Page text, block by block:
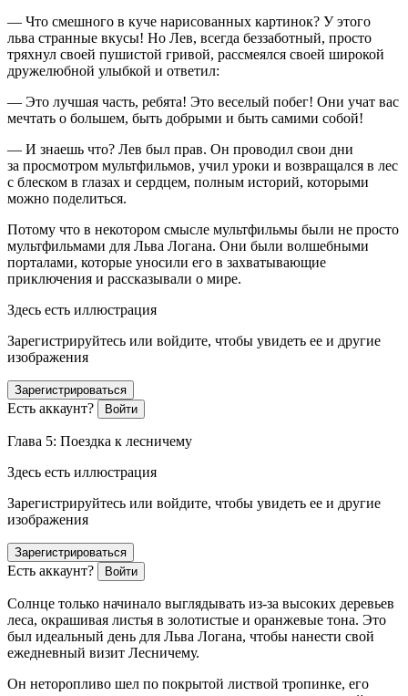
— Что смешного в куче нарисованных картинок? У этого
льва странные вкусы! Но Лев, всегда беззаботный, просто
тряхнул своей пушистой гривой, рассмеялся своей широкой
дружелюбной улыбкой и ответил:
— Это лучшая часть, ребята! Это веселый побег! Они учат вас
мечтать о большем, быть добрыми и быть самими собой!
— И знаешь что? Лев был прав. Он проводил свои дни
за просмотром мультфильмов, учил уроки и возвращался в лес
с блеском в глазах и сердцем, полным историй, которыми
можно поделиться.
Потому что в некотором смысле мультфильмы были не просто
мультфильмами для Льва Логана. Они были волшебными
порталами, которые уносили его в захватывающие
приключения и рассказывали о мире.
Здесь есть иллюстрация
Зарегистрируйтесь или войдите, чтобы увидеть ее и другие
изображения
Зарегистрироваться
Есть аккаунт? Войти
Глава 5: Поездка к лесничему
Здесь есть иллюстрация
Зарегистрируйтесь или войдите, чтобы увидеть ее и другие
изображения
Зарегистрироваться
Есть аккаунт? Войти
Солнце только начинало выглядывать из-за высоких деревьев
леса, окрашивая листья в золотистые и оранжевые тона. Это
был идеальный день для Льва Логана, чтобы нанести свой
ежедневный визит Лесничему.
Он неторопливо шел по покрытой листвой тропинке, его